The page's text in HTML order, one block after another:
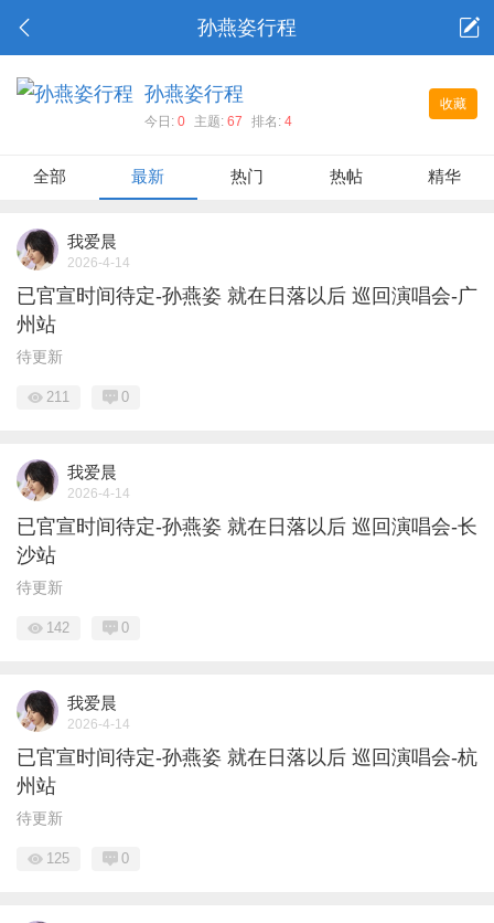
孙燕姿行程
收藏
孙燕姿行程
今日: 0 主题: 67 排名: 4
全部 最新 热门 热帖 精华
我爱晨
2026-4-14
已官宣时间待定-孙燕姿 就在日落以后 巡回演唱会-广
州站
待更新
211 0
我爱晨
2026-4-14
已官宣时间待定-孙燕姿 就在日落以后 巡回演唱会-长
沙站
待更新
142 0
我爱晨
2026-4-14
已官宣时间待定-孙燕姿 就在日落以后 巡回演唱会-杭
州站
待更新
125 0